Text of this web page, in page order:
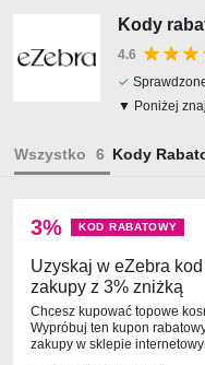
Kody
4.6
✓
▼ Poniżej
Wszystko Kody
3% KOD RABATOWY
Uzyskaj w eZebra
zakupy z 3% zniżką
Chcesz kupować topowe
Wypróbuj ten kupon
zakupy w sklepie